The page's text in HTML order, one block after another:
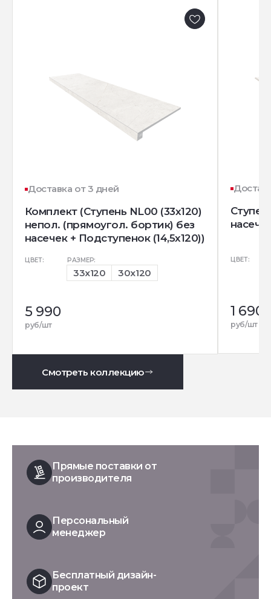
Доставка от 3 дней
Комплект (Ступень NL00 (33x120)
непол. (прямоугол. бортик) без
насечек + Подступенок (14,5x120))
ЦВЕТ: РАЗМЕР:
33x120 30x120
5 990
руб/шт
ЦВЕТ:
1 690
руб/шт
Смотреть коллекцию
Прямые поставки от
производителя
Персональный
менеджер
Бесплатный дизайн-
проект